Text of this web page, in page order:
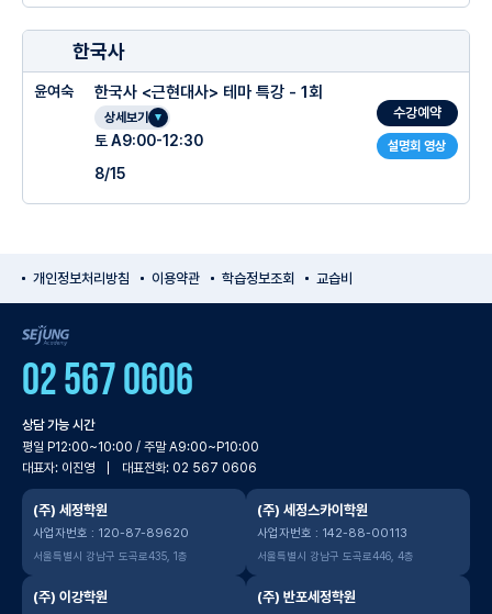
한국사
윤여숙
설명회 영상
한국사 <근현대사> 테마 특강 - 1회
상세보기
토 A9:00-12:30
8/15
수강예약
개인정보처리방침 이용약관 학습정보조회 교습비
SEJUNG Academy
02 567 0606
상담 가능 시간
평일 P12:00~10:00 / 주말 A9:00~P10:00
대표자: 이진영
대표전화: 02 567 0606
(주) 세정학원
사업자번호 : 120-87-89620
서울특별시 강남구 도곡로435, 1층
(주) 세정스카이학원
사업자번호 : 142-88-00113
서울특별시 강남구 도곡로446, 4층
(주) 이강학원 (주) 반포세정학원